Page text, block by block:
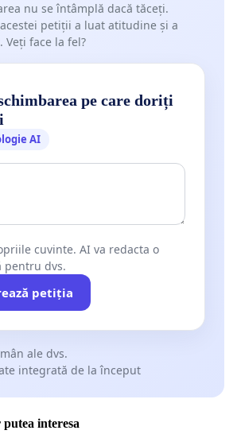
nu se întâmplă dacă tăceți.
petiții a luat atitudine și a
Veți face la fel?
pe care doriți
AI
cuvinte. AI va redacta o
pentru dvs.
petiția
ale dvs.
integrată de la început
interesa